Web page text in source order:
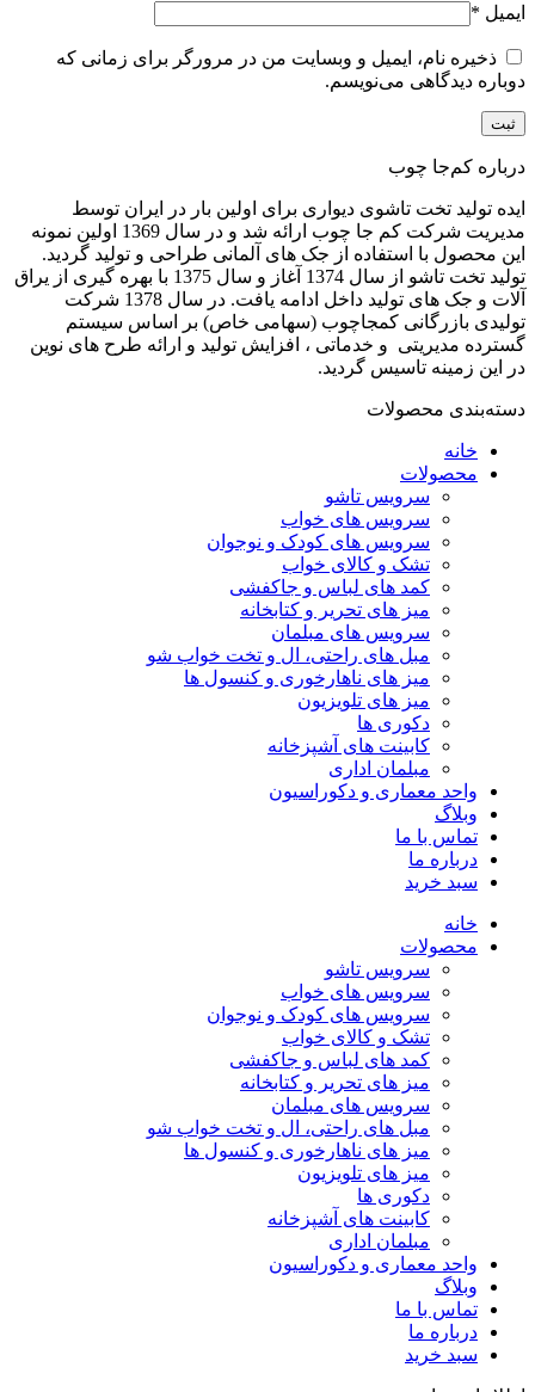
ایمیل *
ذخیره نام، ایمیل و وبسایت من در مرورگر برای زمانی که
دوباره دیدگاهی می‌نویسم.
درباره کم‌جا چوب
ایده تولید تخت تاشوی دیواری برای اولین بار در ایران توسط
مدیریت شرکت کم جا چوب ارائه شد و در سال 1369 اولین نمونه
این محصول با استفاده از جک های آلمانی طراحی و تولید گردید.
تولید تخت تاشو از سال 1374 آغاز و سال 1375 با بهره گیری از یراق
آلات و جک های تولید داخل ادامه یافت. در سال 1378 شرکت
تولیدی بازرگانی کمجاچوب (سهامی خاص) بر اساس سیستم
گسترده مدیریتی و خدماتی ، افزایش تولید و ارائه طرح های نوین
در این زمینه تاسیس گردید.
دسته‌بندی محصولات
خانه
محصولات
سرویس تاشو
سرویس های خواب
سرویس های کودک و نوجوان
تشک و کالای خواب
کمد های لباس و جاکفشی
میز های تحریر و کتابخانه
سرویس های مبلمان
مبل های راحتی، ال و تخت خواب شو
میز های ناهارخوری و کنسول ها
میز های تلویزیون
دکوری ها
کابینت های آشپزخانه
مبلمان اداری
واحد معماری و دکوراسیون
وبلاگ
تماس با ما
درباره ما
سبد خرید
خانه
محصولات
سرویس تاشو
سرویس های خواب
سرویس های کودک و نوجوان
تشک و کالای خواب
کمد های لباس و جاکفشی
میز های تحریر و کتابخانه
سرویس های مبلمان
مبل های راحتی، ال و تخت خواب شو
میز های ناهارخوری و کنسول ها
میز های تلویزیون
دکوری ها
کابینت های آشپزخانه
مبلمان اداری
واحد معماری و دکوراسیون
وبلاگ
تماس با ما
درباره ما
سبد خرید